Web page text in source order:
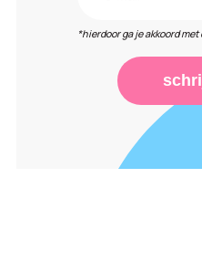
*hierdoor ga je akkoord